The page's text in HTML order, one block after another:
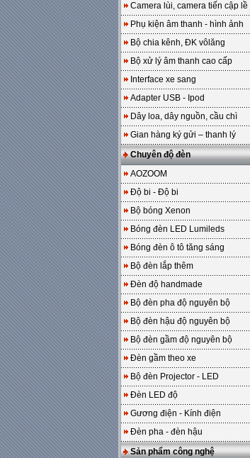
Camera lùi, camera tiến cập lề
Phụ kiện âm thanh - hình ảnh
Bộ chia kênh, ĐK vôlăng
Bộ xử lý âm thanh cao cấp
Interface xe sang
Adapter USB - Ipod
Dây loa, dây nguồn, cầu chì
Gian hàng ký gửi – thanh lý
Chuyên độ đèn
AOZOOM
Độ bi - Độ bi
Bộ bóng Xenon
Bóng đèn LED Lumileds
Bóng đèn ô tô tăng sáng
Bộ đèn lắp thêm
Đèn độ handmade
Bộ đèn pha độ nguyên bộ
Bộ đèn hậu độ nguyên bộ
Bộ đèn gầm độ nguyên bộ
Đèn gầm theo xe
Bộ đèn Projector - LED
Đèn LED độ
Gương điện - Kính điện
Đèn pha - đèn hậu
Sản phẩm công nghệ